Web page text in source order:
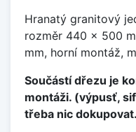
Hranatý granitový
rozměr 440 x 500
mm, horní montáž,
Součástí dřezu je
montáži. (výpusť,
třeba nic dokupovat.